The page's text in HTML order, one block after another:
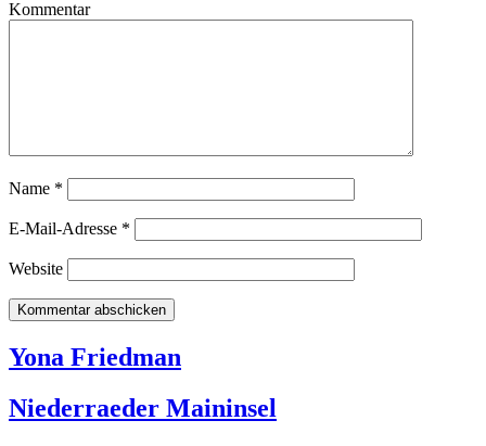
Kommentar
Name *
E-Mail-Adresse *
Website
Yona Friedman
Niederraeder Maininsel